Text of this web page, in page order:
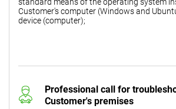
Customer's computer (Windows and
device (computer);
Professional call for
Customer's premises